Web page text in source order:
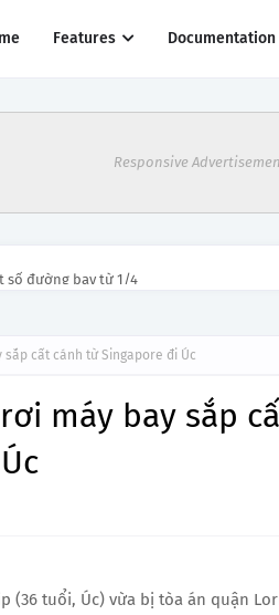
Features Documentation
Responsive
số đường bay từ 1/4
cất cánh từ Singapore đi Úc
máy bay sắp
(36 tuổi, Úc) vừa bị tòa án quận